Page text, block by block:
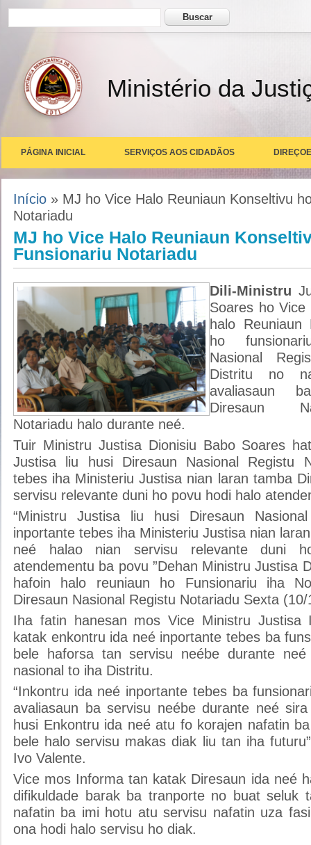
Formulário de busca Buscar
Ministério da
PÁGINA INICIAL SERVIÇOS AOS CIDADÃOS
Você está aqui
Início » MJ ho Vice Halo Reuniaun Konseltivu
Notariadu
MJ ho Vice Halo Reuniaun
Funsionariu Notariadu
Dili-Ministru
Soares ho
halo Reuniaun
ho
Nasional
Distritu no
avaliasaun
Diresaun
Notariadu halo durante neé.
Tuir Ministru Justisa Dionisiu Babo Soares
Justisa liu husi Diresaun Nasional Registu
tebes iha Ministeriu Justisa nian laran tamba
servisu relevante duni ho povu hodi halo
“Ministru Justisa liu husi Diresaun
inportante tebes iha Ministeriu Justisa nian
neé halao nian servisu relevante duni
atendementu ba povu ”Dehan Ministru Justisa
hafoin halo reuniaun ho Funsionariu iha
Diresaun Nasional Registu Notariadu Sexta (10/
Iha fatin hanesan mos Vice Ministru Justisa
katak enkontru ida neé inportante tebes ba
bele haforsa tan servisu neébe durante
nasional to iha Distritu.
“Inkontru ida neé inportante tebes ba
avaliasaun ba servisu neébe durante neé
husi Enkontru ida neé atu fo korajen nafatin
bele halo servisu makas diak liu tan iha
Ivo Valente.
Vice mos Informa tan katak Diresaun ida neé
difikuldade barak ba tranporte no buat seluk
nafatin ba imi hotu atu servisu nafatin uza
ona hodi halo servisu ho diak.